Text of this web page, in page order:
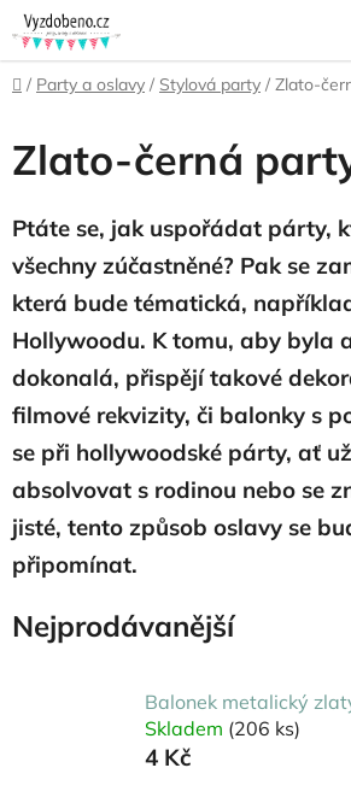
Přejít
na
obsah
Domů
/ Party a oslavy / Stylová party / Zlato-
Zlato-černá
Ptáte se, jak uspořádat párty,
všechny zúčastněné? Pak se
která bude tématická,
Hollywoodu. K tomu, aby byla
dokonalá, přispějí takové
filmové rekvizity, či balonky s
se při hollywoodské párty, ať
absolvovat s rodinou nebo se
jisté, tento způsob oslavy se
připomínat.
Nejprodávanější
Balonek metalický
Skladem (206 ks)
4 Kč